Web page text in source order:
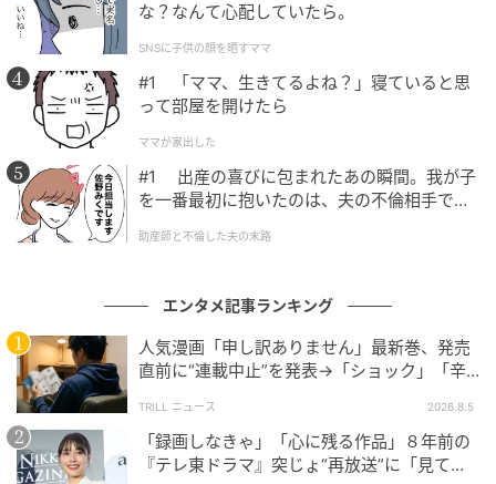
※記事は執筆時点の情報です
次の記事
#1 夫の「元不倫相手」から、１通の手紙が
届きました。
な？なんて心配していたら。
SNSに子供の顔を晒すママ
#1 「ママ、生きてるよね？」寝ていると思
って部屋を開けたら
ママが家出した
#1 出産の喜びに包まれたあの瞬間。我が子
を一番最初に抱いたのは、夫の不倫相手でし
助産師と不倫した夫の末路
エンタメ記事ランキング
人気漫画「申し訳ありません」最新巻、発売
直前に“連載中止”を発表→「ショック」「辛
TRILL ニュース 2026.8.5
「録画しなきゃ」「心に残る作品」８年前の
『テレ東ドラマ』突じょ“再放送”に「見てほ